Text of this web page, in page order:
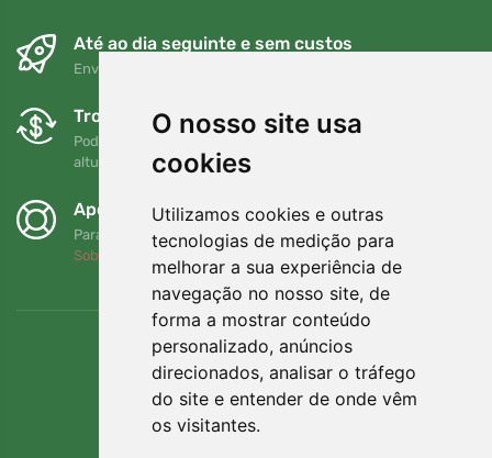
O nosso site usa
cookies
Utilizamos cookies e outras
tecnologias de medição para
melhorar a sua experiência de
navegação no nosso site, de
forma a mostrar conteúdo
personalizado, anúncios
direcionados, analisar o tráfego
do site e entender de onde vêm
os visitantes.
Até ao dia seguinte e sem custos
Envio gratuito para encomendas superiores a 80 EUR
Trocas e devoluções gratuitas
Pode devolver ou trocar a sua encomenda em qualquer
altura no prazo de 90 dias
Apoiamos a Trees.org
Para cada encomenda plantamos uma árvore! Leia mais
Sobre nós